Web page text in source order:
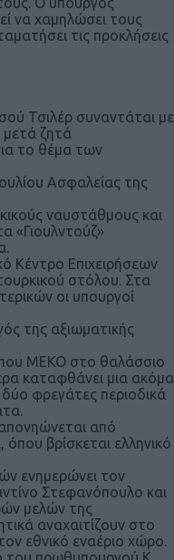
να χαμηλώσει τους
τις προκλήσεις
Τσιλέρ συναντάται με
ζητά
το θέμα των
Ασφαλείας της
ναυστάθμους και
«Γιουλντούζ»
Κέντρο Επιχειρήσεων
στόλου. Στα
οι υπουργοί
της αξιωματικής
ΜΕΚΟ στο θαλάσσιο
καταφθάνει μια ακόμα
φρεγάτες περιοδικά
από
βρίσκεται ελληνικό
ενημερώνει τον
Στεφανόπουλο και
μελών της
αναχαιτίζουν στο
εθνικό εναέριο χώρο.